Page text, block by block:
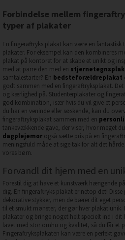
Forbindelse mellem
typer af plakater
En fingeraftryks plakat kan være en fantastisk
plakater. For eksempel kan den kombineres
plakat på kontoret for at skabe et unikt og
med at parre den med en
samtalestarter? En bedsteforældreplakat
godt sammen med en fingeraftryksplakat.
og kærlighed på. Studenterplakater og
god kombination, især hvis du vil give et
du har en veninde eller søskende, kan du
fingeraftryksplakat sammen med en
tankevækkende gave, der viser, hvor meget
dagplejemor også sætte pris på en
meningsfuld måde at sige tak for alt det
vores børn.
Forvandl dit hjem med en
Forestil dig at have et kunstværk hængende
dig. En fingeraftryks plakat er netop det!
dekorative stykker, men de bærer dit eget
til et smukt mønster, der gør hver plakat
plakater og bringe noget helt specielt ind i dit
lavet med stor omhu og kvalitet, så du får et
Fingeraftryksplakaten kan være en perfekt